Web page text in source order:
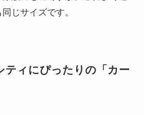
じサイズです。
ティにぴったりの「カー